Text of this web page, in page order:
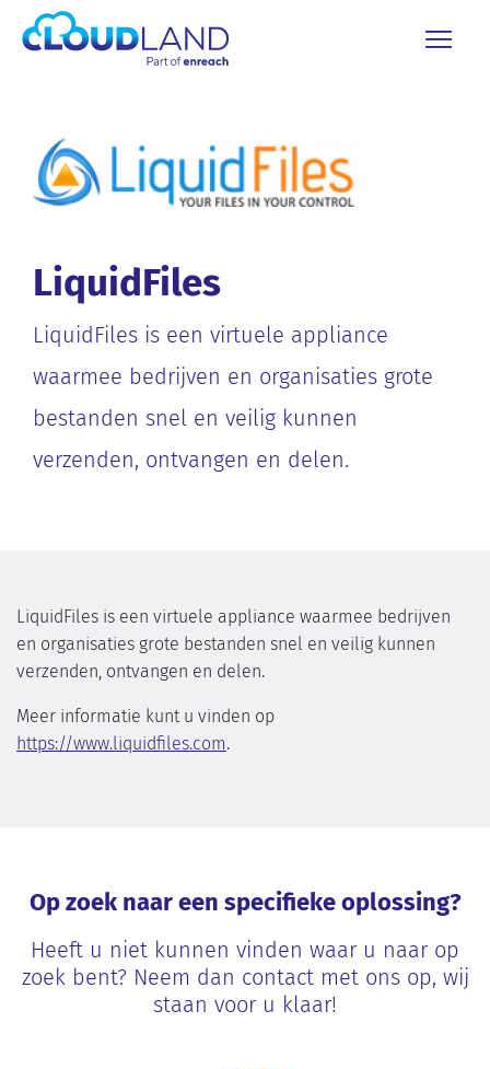
LiquidFiles
LiquidFiles is een virtuele appliance
waarmee bedrijven en organisaties grote
bestanden snel en veilig kunnen
verzenden, ontvangen en delen.
LiquidFiles is een virtuele appliance waarmee bedrijven
en organisaties grote bestanden snel en veilig kunnen
verzenden, ontvangen en delen.
Meer informatie kunt u vinden op
https://www.liquidfiles.com.
Op zoek naar een specifieke oplossing?
Heeft u niet kunnen vinden waar u naar op
zoek bent? Neem dan contact met ons op, wij
staan voor u klaar!